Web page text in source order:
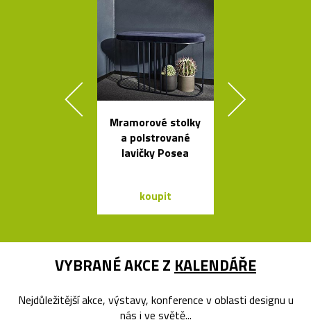
Mramorové stolky
a polstrované
lavičky Posea
koupit
VYBRANÉ AKCE Z KALENDÁŘE
Nejdůležitější akce, výstavy, konference v oblasti designu u
nás i ve světě...